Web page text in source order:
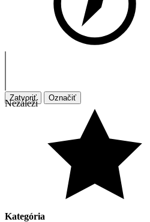
Zatvoriť Označiť
Nezáleží
Kategória